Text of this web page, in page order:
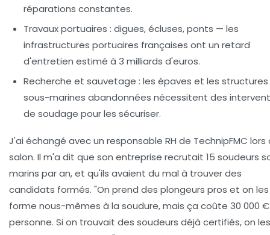
réparations constantes.
Travaux portuaires : digues, écluses, ponts — les
infrastructures portuaires françaises ont un retard
d'entretien estimé à 3 milliards d'euros.
Recherche et sauvetage : les épaves et les structures
sous-marines abandonnées nécessitent des
de soudage pour les sécuriser.
J'ai échangé avec un responsable RH de TechnipFMC lors
salon. Il m'a dit que son entreprise recrutait 15 soudeurs
marins par an, et qu'ils avaient du mal à trouver des
candidats formés. "On prend des plongeurs pros et on les
forme nous-mêmes à la soudure, mais ça coûte 30 000
personne. Si on trouvait des soudeurs déjà certifiés, on les